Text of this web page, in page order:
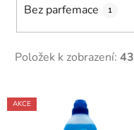
Bez parfemace 1
Položek k zobrazení: 43
V
ý
AKCE